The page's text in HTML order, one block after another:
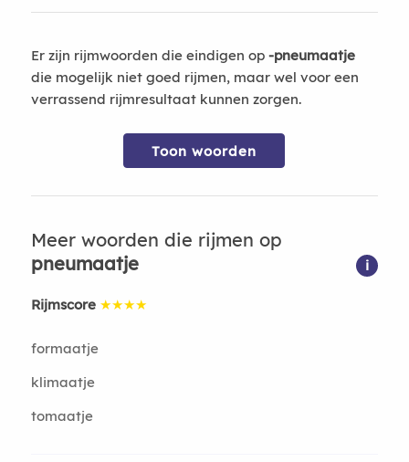
Er zijn rijmwoorden die eindigen op -pneumaatje
die mogelijk niet goed rijmen, maar wel voor een
verrassend rijmresultaat kunnen zorgen.
Toon woorden
Meer woorden die rijmen op
pneumaatje
i
Rijmscore ★★★★
formaatje
klimaatje
tomaatje